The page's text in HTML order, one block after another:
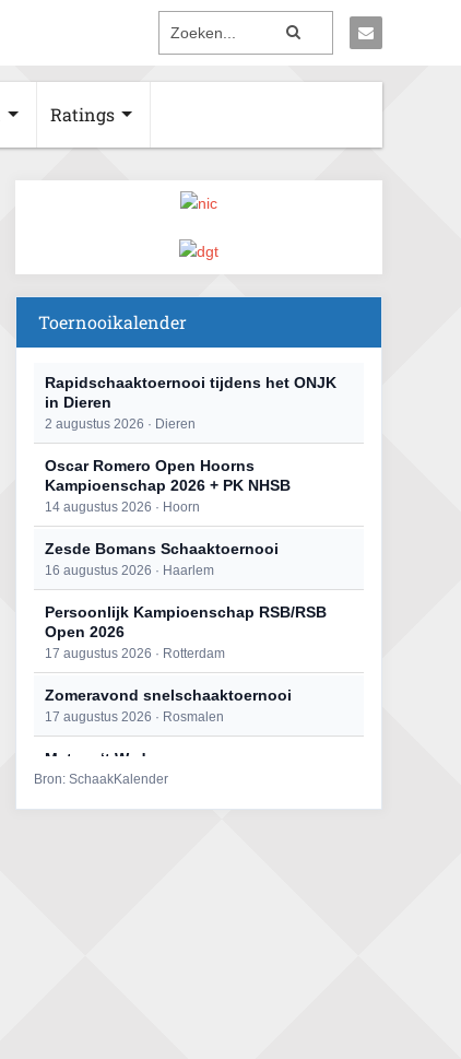
Ratings
Toernooikalender
Rapidschaaktoernooi tijdens het ONJK
in Dieren
2 augustus 2026 · Dieren
Oscar Romero Open Hoorns
Kampioenschap 2026 + PK NHSB
14 augustus 2026 · Hoorn
Zesde Bomans Schaaktoernooi
16 augustus 2026 · Haarlem
Persoonlijk Kampioenschap RSB/RSB
Open 2026
17 augustus 2026 · Rotterdam
Zomeravond snelschaaktoernooi
17 augustus 2026 · Rosmalen
Mat op ‘t Wad
22 augustus 2026 · Den Burg, Texel
Bron: SchaakKalender